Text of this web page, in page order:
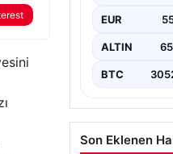
EUR
ALTIN
BTC
Son Eklenen